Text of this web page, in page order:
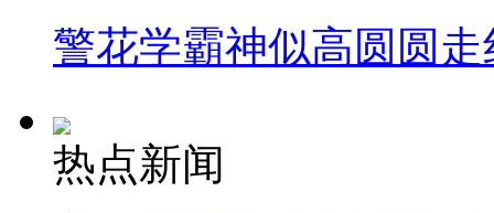
警花学霸神似高圆圆走
热点新闻